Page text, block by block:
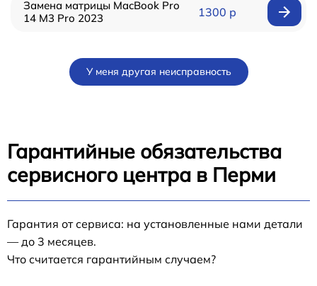
Замена матрицы MacBook Pro
14 M3 Pro 2023
1300 р
У меня другая неисправность
Гарантийные обязательства
сервисного центра в Перми
Гарантия от сервиса: на установленные нами детали
— до 3 месяцев.
Что считается гарантийным случаем?